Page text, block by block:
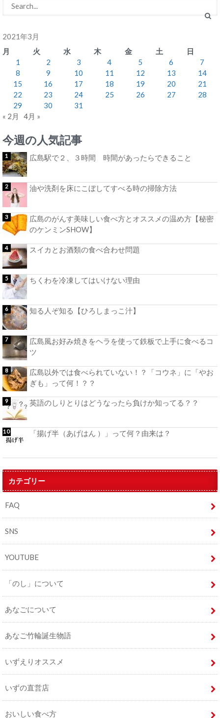
2021年3月
月
火 水 木 金 土
日
1
2 3 4 5 6
7
8
9 10 11 12 13
14
15
16 17 18 19 20
21
22
23 24 25 26 27
28
29
30
31
« 2月
4月 »
今週の人気記事
広島駅で２、３時間 時間があったらできること
油や洗剤を床にこぼしてすべる時の掃除方法
広島のがんす美味しい食べ方とオススメの温め方【秘密
のケンミンSHOW】
スイカとお酒類の食べ合わせ問題
ちくわを冷凍してはいけない理由
知る人ぞ知る【ひろしまっこ汁】
広島風お好み焼きをヘラを使って鉄板で上手に食べるコ
ツ
広島以外では食べられていない！？「コウネ」に「やお
ぎも」って何！？？
英語のしりとりはどうなったら負けか知ってる？？
「揚げ半（あげはん ）」って何？由来は？
カテゴリー
FAQ
SNS
YOUTUBE
「のし」について
あなごについて
あなご竹輪誕生物語
いずえりオススメ
いずの直営店
おいしい食べ方